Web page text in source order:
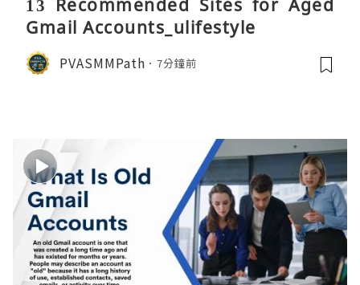
13 Recommended Sites for Aged
Gmail Accounts_ulifestyle
PVASMMPath 7分鐘前